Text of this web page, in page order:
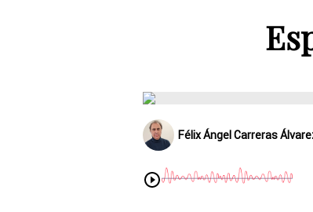
Félix Ángel Carreras